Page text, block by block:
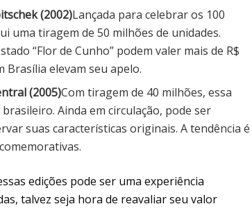
(2002)Lançada para celebrar os 100
uma tiragem de 50 milhões de unidades.
“Flor de Cunho” podem valer mais de R$
Brasília elevam seu apelo.
(2005)Com tiragem de 40 milhões, essa
Ainda em circulação, pode ser
suas características originais. A tendência é
edições pode ser uma experiência
talvez seja hora de reavaliar seu valor